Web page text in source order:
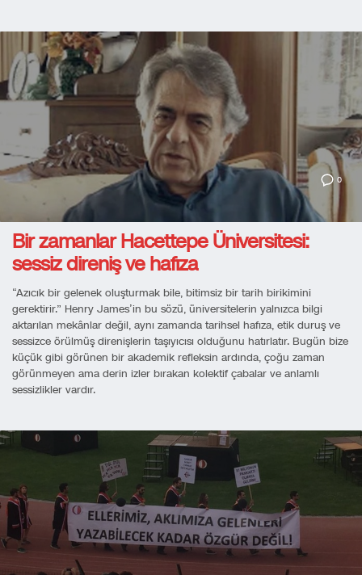
0
Bir zamanlar Hacettepe Üniversitesi:
sessiz direniş ve hafıza
“Azıcık bir gelenek oluşturmak bile, bitimsiz bir tarih birikimini
gerektirir.” Henry James’in bu sözü, üniversitelerin yalnızca bilgi
aktarılan mekânlar değil, aynı zamanda tarihsel hafıza, etik duruş ve
sessizce örülmüş direnişlerin taşıyıcısı olduğunu hatırlatır. Bugün bize
küçük gibi görünen bir akademik refleksin ardında, çoğu zaman
görünmeyen ama derin izler bırakan kolektif çabalar ve anlamlı
sessizlikler vardır.